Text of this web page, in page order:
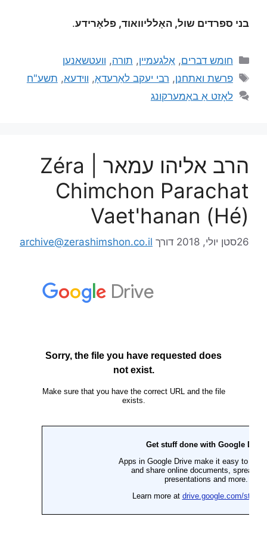
בני ספרדים שול, האָלליוואוד, פלאָרידע.
חומש דברים, אַלגעמיין, תורה, וועטשאנען
פרשת ואתחנן, רבי יעקב לאַרעדאָ, ווידעא, תשע"ח
לאָזט אַ באַמערקונג
הרב אליהו עמאר | Zéra
Chimchon Parachat
Vaet'hanan (Hé)
26סטן יולי, 2018 דורך archive@zerashimshon.co.il